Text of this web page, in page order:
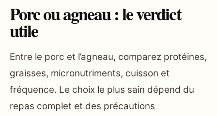
Porc ou agneau : le verdict
utile
Entre le porc et l’agneau, comparez protéines,
graisses, micronutriments, cuisson et
fréquence. Le choix le plus sain dépend du
repas complet et des précautions